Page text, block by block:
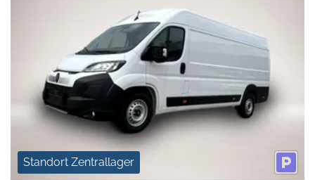
Standort Zentrallager